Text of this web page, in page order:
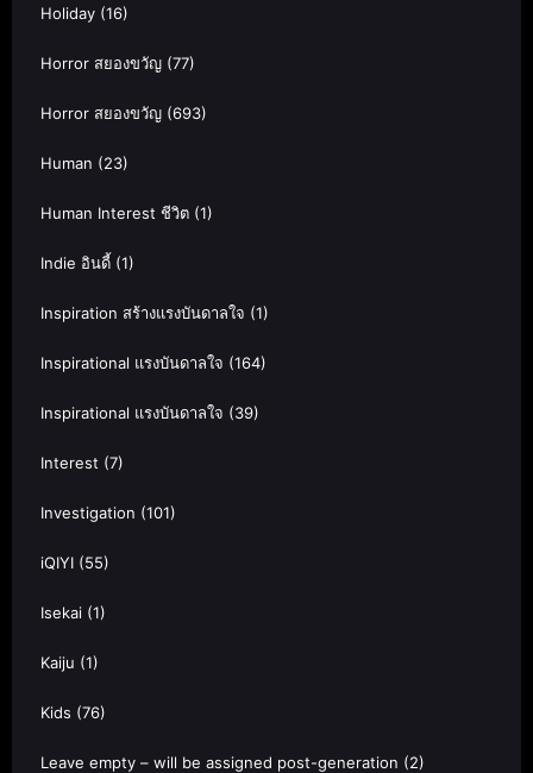
Holiday (16)
Horror สยองขวัญ (77)
Horror สยองขวัญ (693)
Human (23)
Human Interest ชีวิต (1)
Indie อินดี้ (1)
Inspiration สร้างแรงบันดาลใจ (1)
Inspirational แรงบันดาลใจ (164)
Inspirational แรงบันดาลใจ (39)
Interest (7)
Investigation (101)
iQIYI (55)
Isekai (1)
Kaiju (1)
Kids (76)
Leave empty – will be assigned post-generation (2)